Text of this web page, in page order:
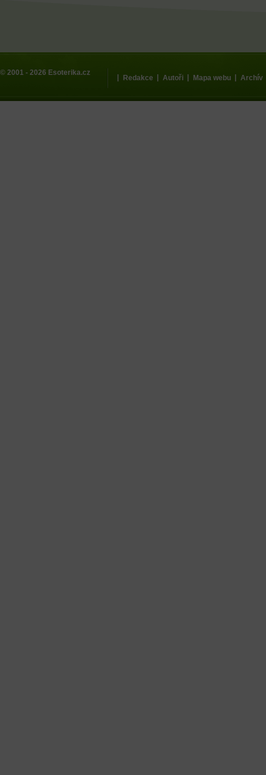
© 2001 - 2026 Esoterika.cz
| Redakce | Autoři | Mapa webu | Archív